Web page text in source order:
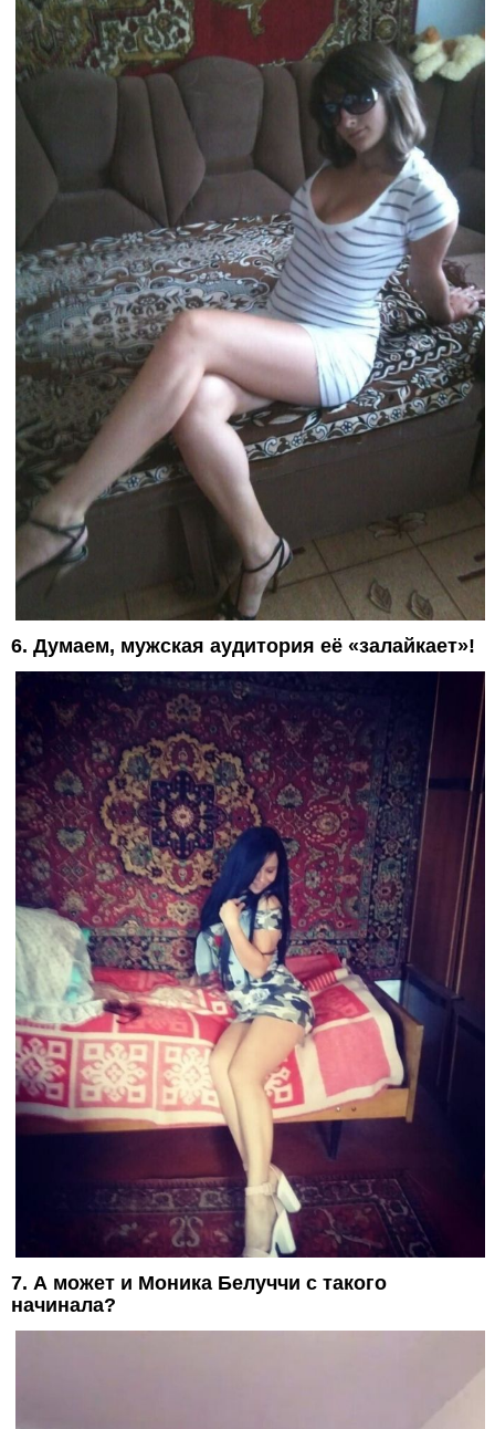
6. Думаем, мужская аудитория её «залайкает»!
7. А может и Моника Белуччи с такого
начинала?